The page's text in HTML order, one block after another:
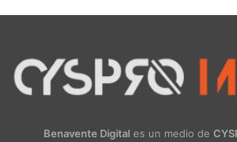
Benavente Digital es un medio de